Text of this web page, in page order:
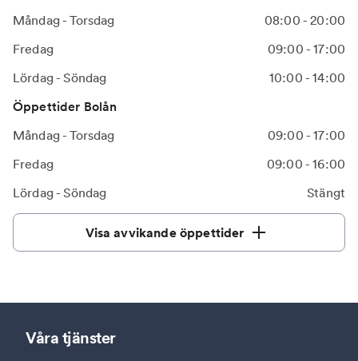
Måndag - Torsdag
08:00 - 20:00
Fredag
09:00 - 17:00
Lördag - Söndag
10:00 - 14:00
Öppettider Bolån
Måndag - Torsdag
09:00 - 17:00
Fredag
09:00 - 16:00
Lördag - Söndag
Stängt
Visa avvikande öppettider
Våra tjänster